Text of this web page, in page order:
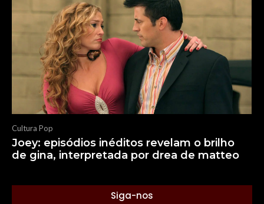
Cultura Pop
Joey: episódios inéditos revelam o brilho
de gina, interpretada por drea de matteo
Siga-nos